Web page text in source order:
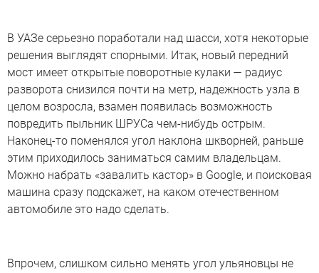
В УАЗе серьезно поработали над шасси, хотя некоторые
решения выглядят спорными. Итак, новый передний
мост имеет открытые поворотные кулаки — радиус
разворота снизился почти на метр, надежность узла в
целом возросла, взамен появилась возможность
повредить пыльник ШРУСа чем-нибудь острым.
Наконец-то поменялся угол наклона шкворней, раньше
этим приходилось заниматься самим владельцам.
Можно набрать «завалить кастор» в Google, и поисковая
машина сразу подскажет, на каком отечественном
автомобиле это надо сделать.
Впрочем, слишком сильно менять угол ульяновцы не